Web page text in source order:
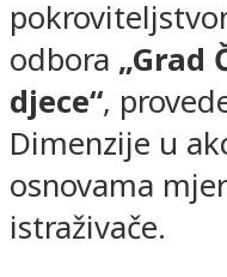
odbora „Grad
djece“,
Dimenzije u
osnovama
istraživače.